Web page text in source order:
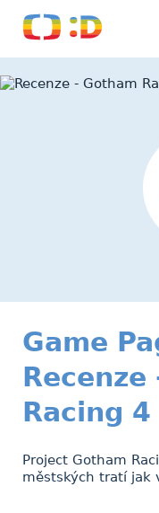
Game
Recenze
Racing 4
Project Gotham
městských tratí jak